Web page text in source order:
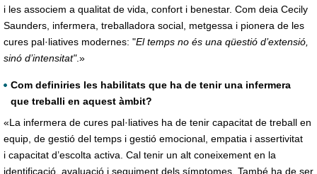
i les associem a qualitat de vida, confort i benestar. Com deia Cecily
Saunders, infermera, treballadora social, metgessa i pionera de les
cures pal·liatives modernes: "El temps no és una qüestió d’extensió,
sinó d’intensitat".»
Com definiries les habilitats que ha de tenir una infermera
que treballi en aquest àmbit?
«La infermera de cures pal·liatives ha de tenir capacitat de treball en
equip, de gestió del temps i gestió emocional, empatia i assertivitat
i capacitat d’escolta activa. Cal tenir un alt coneixement en la
identificació, avaluació i seguiment dels símptomes. També ha de ser